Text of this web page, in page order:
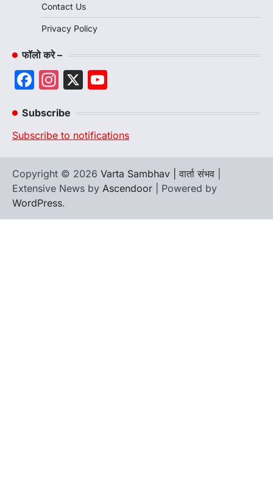
Contact Us
Privacy Policy
फॉलो करे –
Facebook
Instagram
X
Subscribe
Subscribe to notifications
Copyright © 2026 Varta Sambhav | वार्ता संभव
Extensive News by Ascendoor | Powered by
WordPress.